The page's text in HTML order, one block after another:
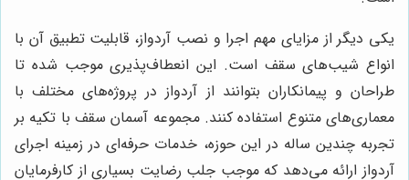
یکی دیگر از مزایای مهم اجرا و نصب آردواز، قابلیت تطبیق آن با
انواع شیب‌های سقف است. این انعطاف‌پذیری موجب شده تا
طراحان و پیمانکاران بتوانند از آردواز در پروژه‌های مختلف با
معماری‌های متنوع استفاده کنند. مجموعه آسمان سقف با تکیه بر
تجربه چندین ساله در این حوزه، خدمات حرفه‌ای در زمینه اجرای
آردواز ارائه می‌دهد که موجب جلب رضایت بسیاری از کارفرمایان